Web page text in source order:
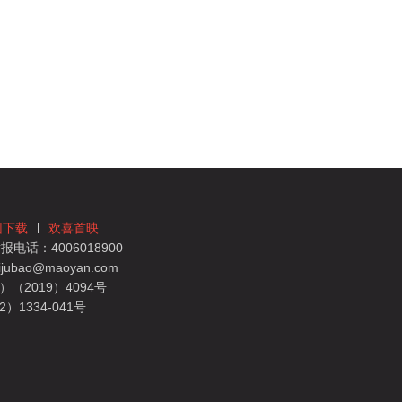
下载
欢喜首映
电话：4006018900
（2019）4094号
）1334-041号